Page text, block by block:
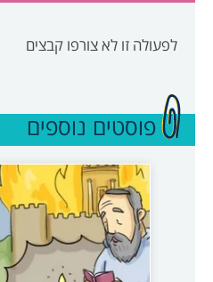
לפעולה זו לא צורפו קבצים
פוסטים נוספים